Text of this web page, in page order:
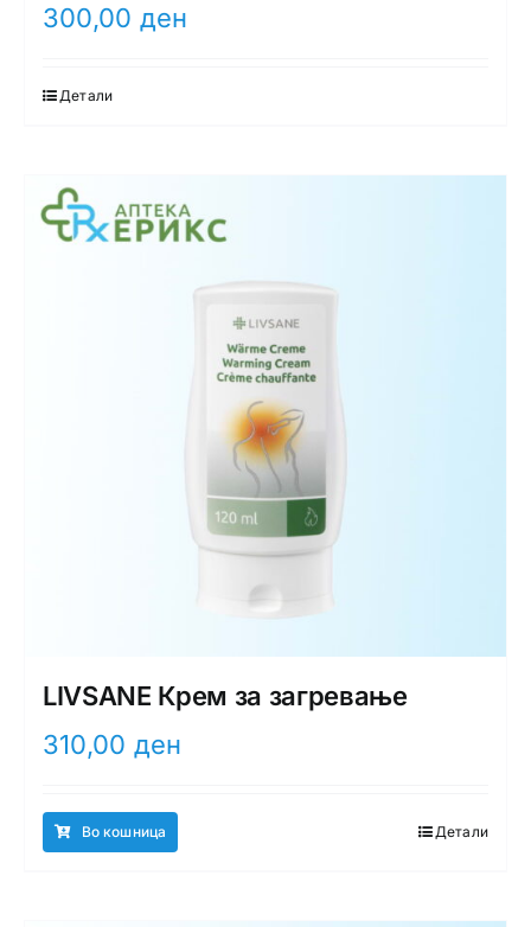
300,00 ден
Детали
LIVSANE Крем за загревање
310,00 ден
Во кошница Детали